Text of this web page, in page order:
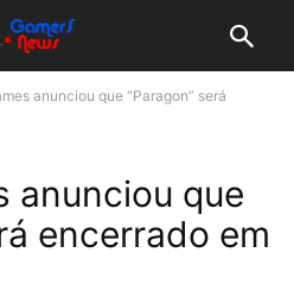
anunciou que “Paragon” será
anunciou que
encerrado em